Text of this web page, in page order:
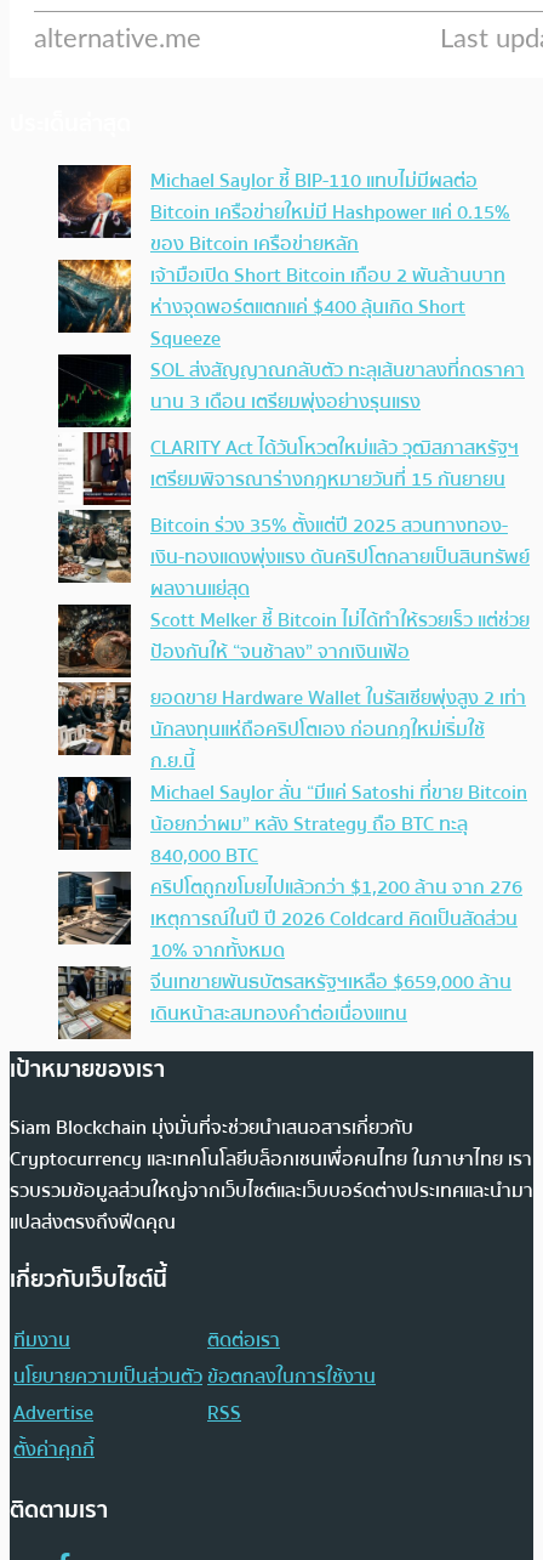
Michael Saylor ชี้ BIP-110 แทบไม่มีผลต่อ
Bitcoin เครือข่ายใหม่มี Hashpower แค่ 0.15%
ของ Bitcoin เครือข่ายหลัก
เจ้ามือเปิด Short Bitcoin เกือบ 2 พันล้านบาท
ห่างจุดพอร์ตแตกแค่ $400 ลุ้นเกิด Short
Squeeze
SOL ส่งสัญญาณกลับตัว ทะลุเส้นขาลงที่กดราคา
นาน 3 เดือน เตรียมพุ่งอย่างรุนแรง
CLARITY Act ได้วันโหวตใหม่แล้ว วุฒิสภาสหรัฐฯ
เตรียมพิจารณาร่างกฎหมายวันที่ 15 กันยายน
Bitcoin ร่วง 35% ตั้งแต่ปี 2025 สวนทางทอง-
เงิน-ทองแดงพุ่งแรง ดันคริปโตกลายเป็นสินทรัพย์
ผลงานแย่สุด
Scott Melker ชี้ Bitcoin ไม่ได้ทำให้รวยเร็ว แต่ช่วย
ป้องกันให้ “จนช้าลง” จากเงินเฟ้อ
ยอดขาย Hardware Wallet ในรัสเซียพุ่งสูง 2 เท่า
นักลงทุนแห่ถือคริปโตเอง ก่อนกฎใหม่เริ่มใช้
ก.ย.นี้
Michael Saylor ลั่น “มีแค่ Satoshi ที่ขาย Bitcoin
น้อยกว่าผม” หลัง Strategy ถือ BTC ทะลุ
840,000 BTC
คริปโตถูกขโมยไปแล้วกว่า $1,200 ล้าน จาก 276
เหตุการณ์ในปี ปี 2026 Coldcard คิดเป็นสัดส่วน
10% จากทั้งหมด
จีนเทขายพันธบัตรสหรัฐฯเหลือ $659,000 ล้าน
เดินหน้าสะสมทองคำต่อเนื่องแทน
เป้าหมายของเรา
Siam Blockchain มุ่งมั่นที่จะช่วยนำเสนอสารเกี่ยวกับ
Cryptocurrency และเทคโนโลยีบล็อกเชนเพื่อคนไทย ในภาษาไทย เรา
รวบรวมข้อมูลส่วนใหญ่จากเว็บไซต์และเว็บบอร์ดต่างประเทศและนำมา
แปลส่งตรงถึงฟีดคุณ
เกี่ยวกับเว็บไซต์นี้
ทีมงาน
ติดต่อเรา
นโยบายความเป็นส่วนตัวข้อตกลงในการใช้งาน
Advertise
RSS
ตั้งค่าคุกกี้
ติดตามเรา